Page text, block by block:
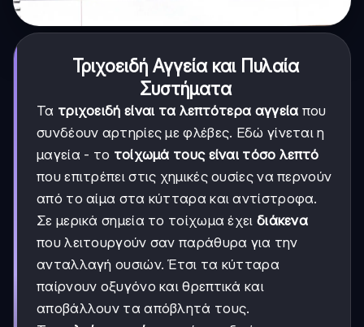
Τριχοειδή Αγγεία και Πυλαία
Συστήματα
Τα τριχοειδή είναι τα λεπτότερα αγγεία που
συνδέουν αρτηρίες με φλέβες. Εδώ γίνεται η
μαγεία - το τοίχωμά τους είναι τόσο λεπτό
που επιτρέπει στις χημικές ουσίες να περνούν
από το αίμα στα κύτταρα και αντίστροφα.
Σε μερικά σημεία το τοίχωμα έχει διάκενα
που λειτουργούν σαν παράθυρα για την
ανταλλαγή ουσιών. Έτσι τα κύτταρα
παίρνουν οξυγόνο και θρεπτικά και
αποβάλλουν τα απόβλητά τους.